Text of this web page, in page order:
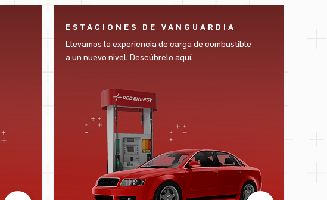
ESTACIONES DE VANGUARDIA
Llevamos la experiencia de carga de combustible
a un nuevo nivel. Descúbrelo aquí.